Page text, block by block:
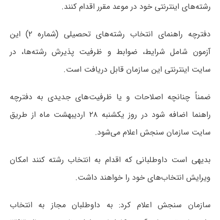
رشته‌های اینترنتی خود در موعد مقرر اقدام کنند.
دفترچه راهنمای انتخاب رشته‌های تحصیلی (شماره ۲) این
آزمون شامل شرایط، ضوابط و ظرفیت پذیرش رشته‌ها، در
سایت اینترنتی این سازمان قابل دریافت است.
ضمناً چنانچه اصلاحات و یا ظرفیت‌های جدیدی به دفترچه
راهنما اضافه شود در روز یکشنبه ۲۸ اردیبهشت ماه از طریق
سایت سازمان سنجش اعلام می‌شود.
بدیهی است داوطلبانی که اقدام به انتخاب رشته کنند امکان
ویرایش انتخاب‌های خود را خواهند داشت.
سازمان سنجش اعلام کرد: به داوطلبان مجاز به انتخاب